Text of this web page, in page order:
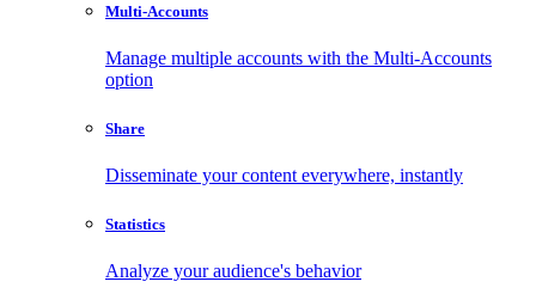
Multi-Accounts
Manage multiple accounts with the Multi-Accounts
option
Share
Disseminate your content everywhere, instantly
Statistics
Analyze your audience's behavior